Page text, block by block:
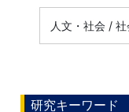
人文・社会 /
研究キーワード